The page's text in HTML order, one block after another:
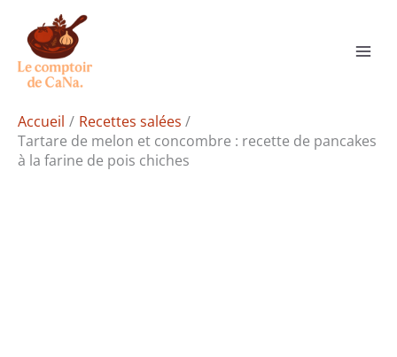
contenu
Accueil
Recettes salées
Tartare de melon et concombre : recette de pancakes
à la farine de pois chiches
Rechercher